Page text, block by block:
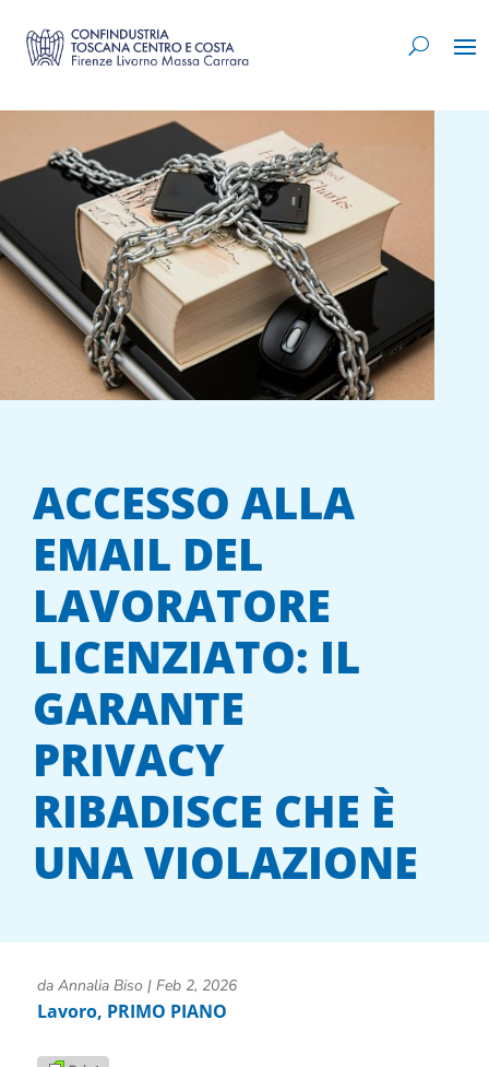
ACCESSO ALLA
EMAIL DEL
LAVORATORE
LICENZIATO: IL
GARANTE
PRIVACY
RIBADISCE CHE È
UNA VIOLAZIONE
da Annalia Biso | Feb 2, 2026
Lavoro, PRIMO PIANO